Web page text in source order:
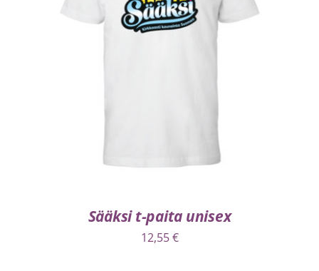
Sääksi t-paita unisex
12,55€